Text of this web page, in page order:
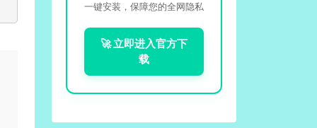
一键安装，保障您的全网隐私
🚀 立即进入官方下
载